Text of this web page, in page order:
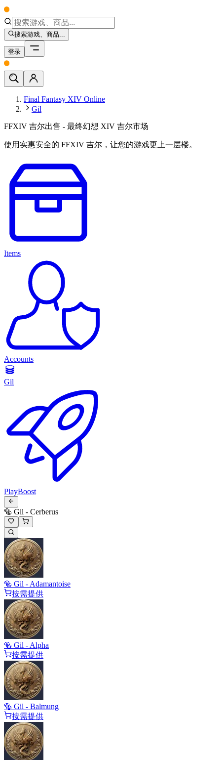
搜索游戏、商品...
登录
Final Fantasy XIV Online
Gil
FFXIV 吉尔出售 - 最终幻想 XIV 吉尔市场
使用实惠安全的 FFXIV 吉尔，让您的游戏更上一层楼。
Items
Accounts
Gil
PlayBoost
🥯 Gil - Cerberus
🥯 Gil - Adamantoise
按需提供
🥯 Gil - Alpha
按需提供
🥯 Gil - Balmung
按需提供